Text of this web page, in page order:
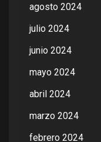
agosto 2024
julio 2024
junio 2024
mayo 2024
abril 2024
marzo 2024
febrero 2024